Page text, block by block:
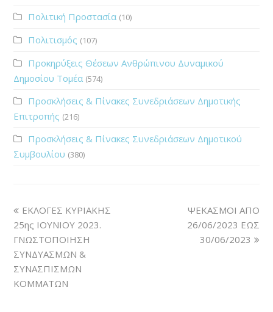
Πολιτική Προστασία (10)
Πολιτισμός (107)
Προκηρύξεις Θέσεων Ανθρώπινου Δυναμικού
Δημοσίου Τομέα (574)
Προσκλήσεις & Πίνακες Συνεδριάσεων Δημοτικής
Επιτροπής (216)
Προσκλήσεις & Πίνακες Συνεδριάσεων Δημοτικού
Συμβουλίου (380)
ΕΚΛΟΓΕΣ ΚΥΡΙΑΚΗΣ
25ης ΙΟΥΝΙΟΥ 2023.
ΓΝΩΣΤΟΠΟΙΗΣΗ
ΣΥΝΔΥΑΣΜΩΝ &
ΣΥΝΑΣΠΙΣΜΩΝ
ΚΟΜΜΑΤΩΝ
ΨΕΚΑΣΜΟΙ ΑΠΟ
26/06/2023 ΕΩΣ
30/06/2023